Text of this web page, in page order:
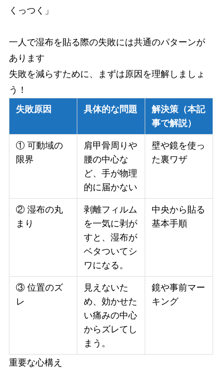
くっつく」
一人で湿布を貼る際の失敗には共通のパターンが
あります
失敗を減らすために、まずは原因を理解しましょ
う！
失敗原因
具体的な問題
解決策（本記
事で解説）
① 可動域の
限界
肩甲骨周りや
腰の中心な
ど、手が物理
的に届かない
壁や鏡を使っ
た裏ワザ
② 湿布の丸
まり
剥離フィルム
を一気に剥が
すと、湿布が
ベタついてシ
ワになる。
中央から貼る
基本手順
③ 位置のズ
レ
見えないた
め、効かせた
い痛みの中心
からズレてし
まう。
鏡や事前マー
キング
重要な心構え